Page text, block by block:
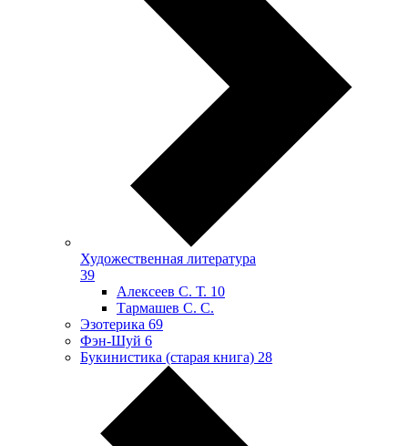
Художественная литература
39
Алексеев С. Т. 10
Тармашев С. С.
Эзотерика 69
Фэн-Шуй 6
Букинистика (старая книга) 28